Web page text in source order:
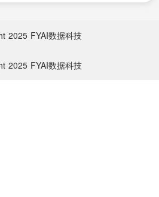
2025 FYAI数据科技
2025 FYAI数据科技